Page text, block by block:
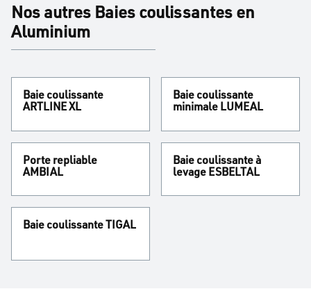
Nos autres Baies coulissantes en
Aluminium
Baie coulissante
ARTLINE XL
Baie coulissante
minimale LUMEAL
Porte repliable
AMBIAL
Baie coulissante à
levage ESBELTAL
Baie coulissante TIGAL